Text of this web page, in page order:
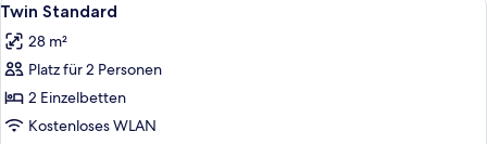
Fotos
für
Twin
Standard
anzeigen
4
Twin Standard
28 m²
Platz für 2 Personen
2 Einzelbetten
Kostenloses WLAN